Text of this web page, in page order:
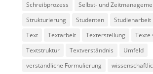
Schreibprozess
Selbst- und
Strukturierung
Studenten Studienarbeit
Text
Textarbeit Texterstellung
Texte
Textstruktur
Textverständnis
Umfeld
verständliche Formulierung